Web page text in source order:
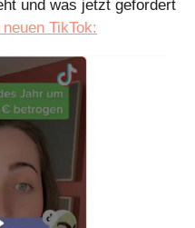
und was jetzt gefordert
TikTok: